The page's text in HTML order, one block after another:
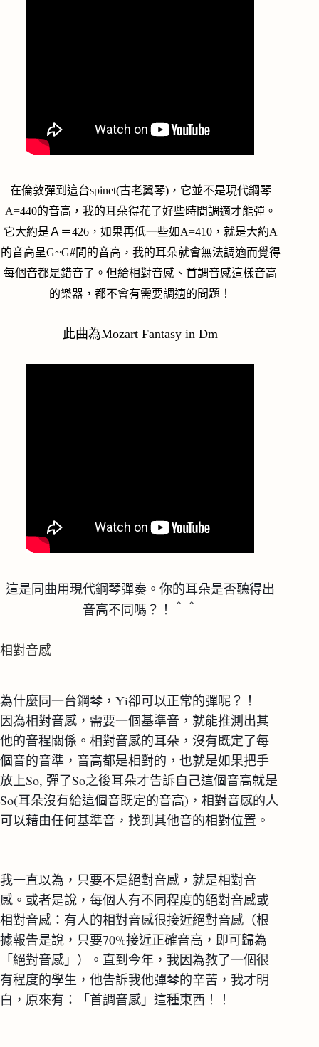
在倫敦彈到這台spinet(古老翼琴)，它並不是現代鋼琴
A=440的音高，我的耳朵得花了好些時間調適才能彈。
它大約是Ａ＝426，如果再低一些如A=410，就是大約A
的音高呈G~G#間的音高，我的耳朵就會無法調適而覺得
每個音都是錯音了。但給相對音感、首調音感這樣音高
的樂器，都不會有需要調適的問題！
此曲為Mozart Fantasy in Dm
這是同曲用現代鋼琴彈奏。你的耳朵是否聽得出
音高不同嗎？！＾＾
相對音感
為什麼同一台鋼琴，Yi卻可以正常的彈呢？！
因為相對音感，需要一個基準音，就能推測出其
他的音程關係。相對音感的耳朵，沒有既定了每
個音的音準，音高都是相對的，也就是如果把手
放上So, 彈了So之後耳朵才告訴自己這個音高就是
So(耳朵沒有給這個音既定的音高)，相對音感的人
可以藉由任何基準音，找到其他音的相對位置。
我一直以為，只要不是絕對音感，就是相對音
感。或者是說，每個人有不同程度的絕對音感或
相對音感：有人的相對音感很接近絕對音感（根
據報告是說，只要70%接近正確音高，即可歸為
「絕對音感」）。直到今年，我因為教了一個很
有程度的學生，他告訴我他彈琴的辛苦，我才明
白，原來有：「首調音感」這種東西！！